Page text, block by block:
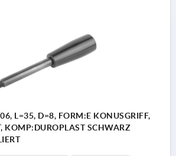
L=35, D=8, FORM:E KONUSGRIFF,
KOMP:DUROPLAST SCHWARZ